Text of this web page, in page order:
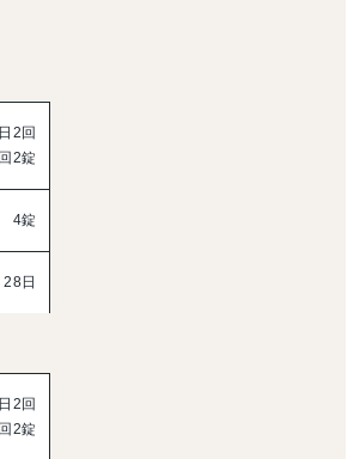
2回
2錠
4錠
28日
2回
2錠